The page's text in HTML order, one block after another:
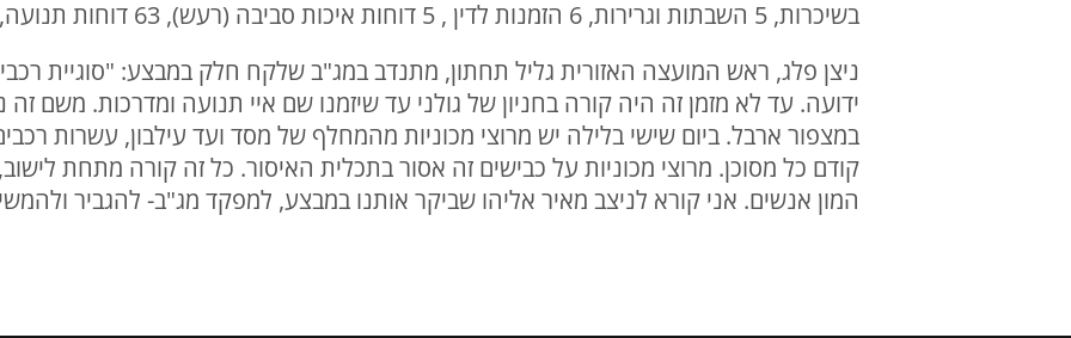
בשיכרות, 5 השבתות וגרירות, 6 הזמנות לדין , 5 דוחות איכות סביבה (רעש), 63 דוחות תנועה, 1 דרוש חקירה תחנה טבריה.
ידועה. עד לא מזמן זה היה קורה בחניון של גולני עד שיזמנו שם איי תנועה ומדרכות. משם
במצפור ארבל. ביום שישי בלילה יש מרוצי מכוניות מהמחלף של מסד ועד עילבון, עשרות
קודם כל מסוכן. מרוצי מכוניות על כבישים זה אסור בתכלית האיסור. כל זה קורה מתחת
המון אנשים. אני קורא לניצב מאיר אליהו שביקר אותנו במבצע, למפקד מג"ב- להגביר